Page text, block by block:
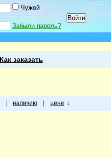
Чужой
Забыли пароль?
Как заказать
наличию цене ↓